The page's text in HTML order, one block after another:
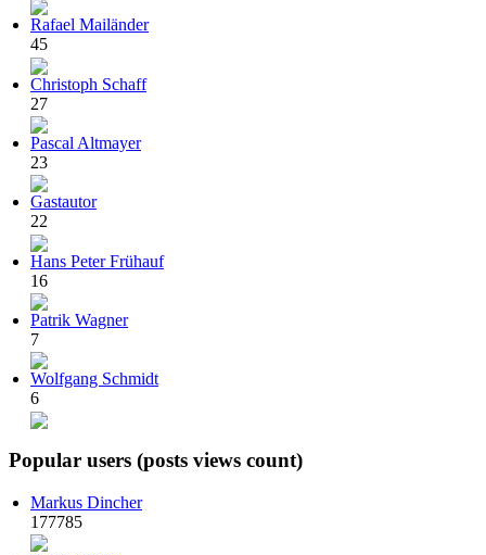
Rafael Mailänder
45
Christoph Schaff
27
Pascal Altmayer
23
Gastautor
22
Hans Peter Frühauf
16
Patrik Wagner
7
Wolfgang Schmidt
6
Popular users (posts views count)
Markus Dincher
177785